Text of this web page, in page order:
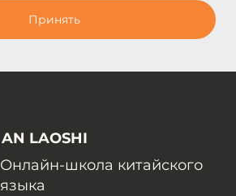
Принять
AN LAOSHI
Онлайн-школа китайского
языка